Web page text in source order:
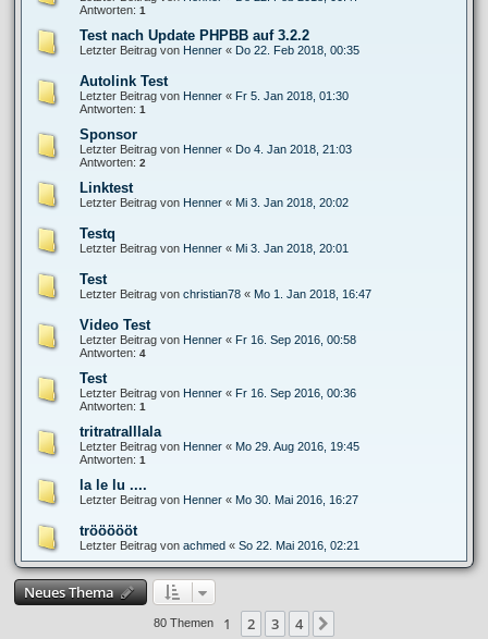
Antworten: 1
Test nach Update PHPBB auf 3.2.2
Letzter Beitrag von Henner « Do 22. Feb 2018, 00:35
Autolink Test
Letzter Beitrag von Henner « Fr 5. Jan 2018, 01:30
Antworten: 1
Sponsor
Letzter Beitrag von Henner « Do 4. Jan 2018, 21:03
Antworten: 2
Linktest
Letzter Beitrag von Henner « Mi 3. Jan 2018, 20:02
Testq
Letzter Beitrag von Henner « Mi 3. Jan 2018, 20:01
Test
Letzter Beitrag von christian78 « Mo 1. Jan 2018, 16:47
Video Test
Letzter Beitrag von Henner « Fr 16. Sep 2016, 00:58
Antworten: 4
Test
Letzter Beitrag von Henner « Fr 16. Sep 2016, 00:36
Antworten: 1
tritratralllala
Letzter Beitrag von Henner « Mo 29. Aug 2016, 19:45
Antworten: 1
la le lu ....
Letzter Beitrag von Henner « Mo 30. Mai 2016, 16:27
tröööööt
Letzter Beitrag von achmed « So 22. Mai 2016, 02:21
Neues Thema
80 Themen 1 2 3 4